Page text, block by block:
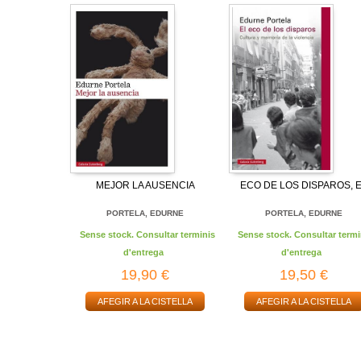
MEJOR LA AUSENCIA
PORTELA, EDURNE
Sense stock. Consultar terminis
d'entrega
19,90 €
AFEGIR A LA CISTELLA
ECO DE LOS DISPAROS,
PORTELA, EDURNE
Sense stock. Consultar
d'entrega
19,50 €
AFEGIR A LA CISTELLA